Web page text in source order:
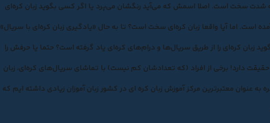
شدت سخت است. اصلا اسمش که می‌آید رنگشان می‌پرد یا اگر کسی بگوید زبان کره‌ای
است. اما آیا واقعا زبان کره‌ای سخت است؟ تا‌ به حال «یادگیری زبان کره‌ای با سریال»
زبان کره‌ای را از طریق سریال‌ها و درام‌های کره‌ای یاد گرفته است؟ حتما یا حرفش را
حقیقت دارد! برخی از افراد (که تعدادشان کم نیست) با تماشای سریال‌های کره‌ای، زبان
عنوان معتبرترین مرکز آموزش زبان کره ای در کشور زبان آموزان زیادی داشته ایم که